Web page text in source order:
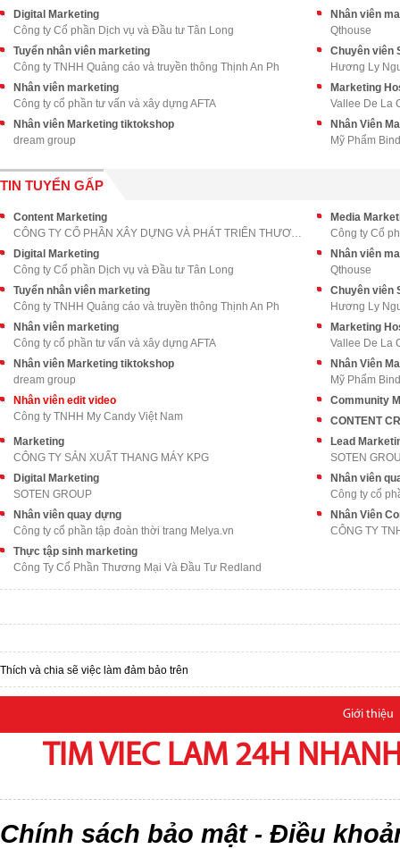
Digital Marketing
Công ty Cổ phần Dịch vụ và Đầu tư Tân Long
Nhân viên
Qthouse
Tuyển nhân viên marketing
Công ty TNHH Quảng cáo và truyền thông Thịnh An Ph
Chuyên viên
Hương Ly
Nhân viên marketing
Công ty cổ phần tư vấn và xây dựng AFTA
Marketing
Vallee De La
Nhân viên Marketing tiktokshop
dream group
Nhân Viên
Mỹ Phẩm
TIN TUYỂN GẤP
Content Marketing
CÔNG TY CỔ PHẦN XÂY DỰNG VÀ PHÁT TRIỂN THƯƠNG MẠI
Media
Công ty Cổ
Digital Marketing
Công ty Cổ phần Dịch vụ và Đầu tư Tân Long
Nhân viên
Qthouse
Tuyển nhân viên marketing
Công ty TNHH Quảng cáo và truyền thông Thịnh An Ph
Chuyên viên
Hương Ly
Nhân viên marketing
Công ty cổ phần tư vấn và xây dựng AFTA
Marketing
Vallee De La
Nhân viên Marketing tiktokshop
dream group
Nhân Viên
Mỹ Phẩm
Nhân viên edit video
Công ty TNHH My Candy Việt Nam
Community
CONTENT
Marketing
CÔNG TY SẢN XUẤT THANG MÁY KPG
Lead
SOTEN
Digital Marketing
SOTEN GROUP
Nhân viên
Công ty cổ
Nhân viên quay dựng
Công ty cổ phần tập đoàn thời trang Melya.vn
Nhân Viên
CÔNG TY
Thực tập sinh marketing
Công Ty Cổ Phần Thương Mại Và Đầu Tư Redland
Thích và chia sẽ việc làm đảm bảo trên
Giới thiệu
TIM VIEC LAM 24H
Chính sách bảo mật- Điều